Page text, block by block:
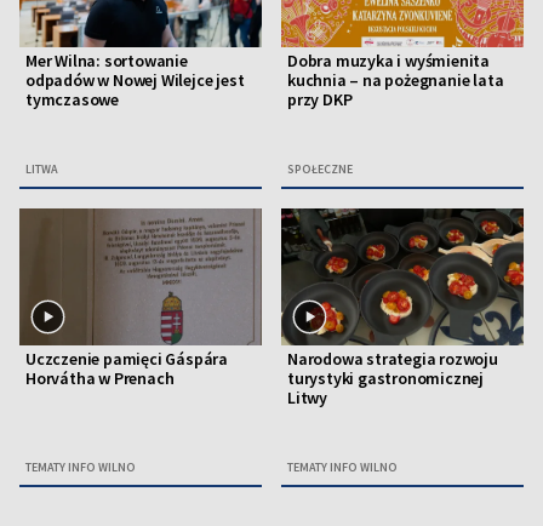
Mer Wilna: sortowanie
odpadów w Nowej Wilejce jest
tymczasowe
LITWA
Dobra muzyka i wyśmienita
kuchnia – na pożegnanie lata
przy DKP
SPOŁECZNE
Uczczenie pamięci Gáspára
Horvátha w Prenach
TEMATY INFO WILNO
Narodowa strategia rozwoju
turystyki gastronomicznej
Litwy
TEMATY INFO WILNO